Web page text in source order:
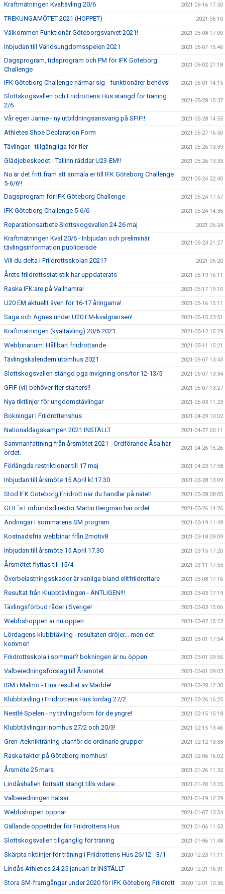
Kraftmätningen Kvaltävling 20/6 2021-06-16 17:50
TREKUNGAMÖTET 2021 (HOPPET) 2021-06-10
Välkommen Funktionär Göteborgsvarvet 2021! 2021-06-08 17:00
Inbjudan till Världsungdomsspelen 2021 2021-06-07 15:46
Dagsprogram, tidsprogram och PM för IFK Göteborg
Challenge
2021-06-02 21:18
IFK Göteborg Challenge närmar sig - funktionärer behövs! 2021-06-01 14:15
Slottskogsvallen och Friidrottens Hus stängd för träning
2/6
2021-05-28 15:37
Vår egen Janne - ny utbildningsansvarig på SFIF!! 2021-05-28 14:55
Athletes Shoe Declaration Form 2021-05-27 16:50
Tävlingar - tillgängliga för fler 2021-05-26 13:39
Glädjebeskedet - Tallinn räddar U23-EM!! 2021-05-26 13:33
Nu är det fritt fram att anmäla er till IFK Göteborg Challenge
5-6/6!!
2021-05-24 22:40
Dagsprogram för IFK Göteborg Challenge 2021-05-24 17:57
IFK Göteborg Challenge 5-6/6 2021-05-24 14:36
Reparationsarbete Slottskogsvallen 24-26 maj 2021-05-24
Kraftmätningen Kval 20/6 - Inbjudan och preliminär
tävlingsinformation publicerade
2021-05-23 21:27
Vill du delta i Friidrottsskolan 2021? 2021-05-20
Årets friidrottsstatistik har uppdaterats 2021-05-19 16:11
Raska IFK:are på Vallhamra! 2021-05-17 19:10
U20 EM aktuellt även för 16-17 åringarna! 2021-05-16 15:11
Saga och Agnes under U20 EM-kvalgränsen! 2021-05-15 23:51
Kraftmätningen (kvaltävling) 20/6 2021 2021-05-12 15:29
Webbinarium: Hållbart friidrottande 2021-05-11 15:21
Tävlingskalendern utomhus 2021 2021-05-07 13:43
Slottskogsvallen stängd pga invigning ons/tor 12-13/5 2021-05-07 13:34
GFIF (vi) behöver fler starters!! 2021-05-07 13:27
Nya riktlinjer för ungdomstävlingar 2021-05-03 11:23
Bokningar i Friidrottenshus 2021-04-29 10:02
Nationaldagskampen 2021 INSTÄLLT 2021-04-27 00:11
Sammanfattning från årsmötet 2021 - Ordförande Åsa har
ordet.
2021-04-26 15:26
Förlängda restriktioner till 17 maj 2021-04-23 17:58
Inbjudan till årsmöte 15 April kl.17.30 2021-03-28 13:09
Stöd IFK Göteborg Friidrott när du handlar på nätet! 2021-03-28 08:05
GFIF´s Förbundsdirektör Martin Bergman har ordet 2021-03-26 14:26
Ändringar i sommarens SM program 2021-03-19 11:49
Kostnadsfria webbinar från 2motiv8 2021-03-18 09:09
Inbjudan till årsmöte 15 April 17.30 2021-03-15 17:20
Årsmötet flyttas till 15/4 2021-03-11 17:55
Överbelastningsskador är vanliga bland elitfriidrottare 2021-03-08 17:16
Resultat från Klubbtävlingen - ÄNTLIGEN!!! 2021-03-03 17:19
Tävlingsförbud råder i Sverige! 2021-03-03 15:06
Webbshoppen är nu öppen 2021-03-02 15:23
Lördagens klubbtävling - resultaten dröjer... men det
kommer!
2021-03-01 17:54
Friidrottsskola i sommar? bokningen är nu öppen 2021-03-01 09:56
Valberedningsförslag till Årsmötet 2021-03-01 09:03
ISM i Malmö - Fina resultat av Madde! 2021-02-28 12:30
Klubbtävling i Friidrottens Hus lördag 27/2 2021-02-26 16:25
Nestlé Spelen - ny tävlingsform för de yngre! 2021-02-15 15:18
Klubbtävlingar inomhus 27/2 och 20/3! 2021-02-15 13:46
Gren-/teknikträning utanför de ordinarie grupper 2021-02-12 13:38
Raska takter på Göteborg Inomhus! 2021-02-06 16:02
Årsmöte 25 mars 2021-01-26 11:32
Lindåshallen fortsatt stängt tills vidare... 2021-01-20 13:25
Valberedningen hälsar... 2021-01-19 12:29
Webbshopen öppnar 2021-01-07 13:54
Gällande öppettider för Friidrottens Hus 2021-01-06 11:53
Slottskogsvallen tillgänglig för träning 2021-01-06 11:48
Skärpta riktlinjer för träning i Friidrottens Hus 26/12 - 3/1 2020-12-23 11:11
Lindås Athletics 24-25 januari är INSTÄLLT 2020-12-21 16:31
Stora SM-framgångar under 2020 för IFK Göteborg Friidrott 2020-12-01 10:36